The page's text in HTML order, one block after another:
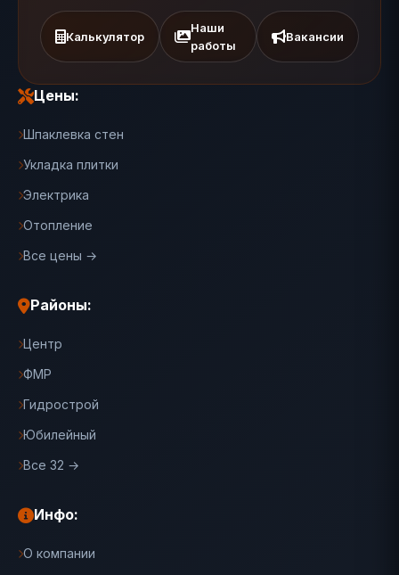
Калькулятор
Наши
работы
Вакансии
Цены:
Шпаклевка стен
Укладка плитки
Электрика
Отопление
Все цены →
Районы:
Центр
ФМР
Гидрострой
Юбилейный
Все 32 →
Инфо:
О компании